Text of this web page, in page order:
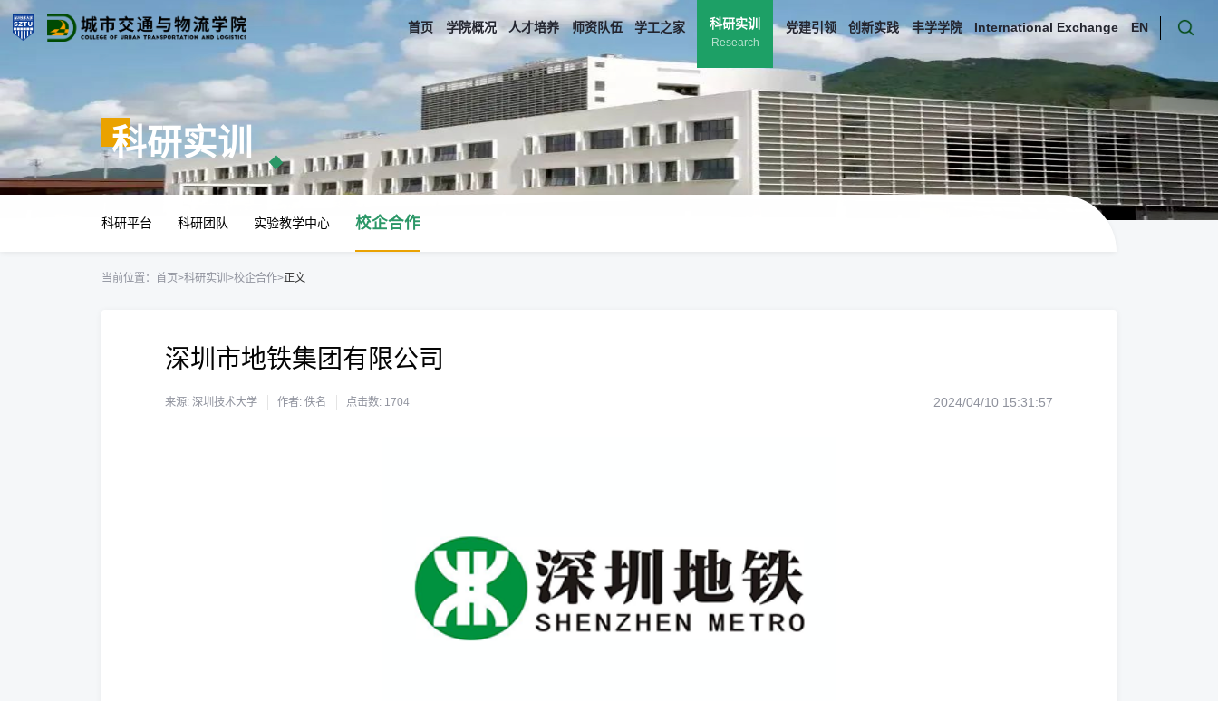
首页 学院概况 人才培养 师资队伍 学工之家 科研实训
Research
党建引领 创新实践 丰学学院 International Exchange EN
科研实训
科研平台 科研团队 实验教学中心 校企合作
当前位置： 首页>科研实训 >校企合作>正文
深圳市地铁集团有限公司
来源: 深圳技术大学 作者: 佚名 点击数: 1704 2024/04/10 15:31:57